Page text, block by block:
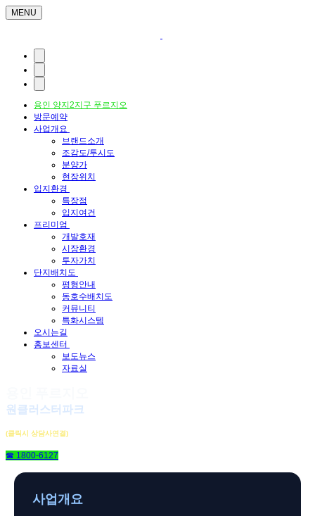
MENU
용인 양지2지구 푸르지오
방문예약
사업개요
브랜드소개
조감도/투시도
분양가
현장위치
입지환경
특장점
입지여건
프리미엄
개발호재
시장환경
투자가치
단지배치도
평형안내
동호수배치도
커뮤니티
특화시스템
오시는길
홍보센터
보도뉴스
자료실
원클러스터파크
(클릭시 상담사연결)
☎ 1800-6127
사업개요